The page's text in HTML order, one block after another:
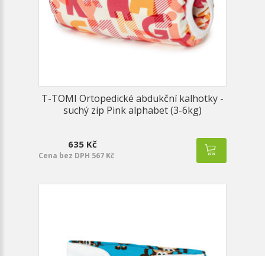
T-TOMI Ortopedické abdukční kalhotky -
suchý zip Pink alphabet (3-6kg)
635 Kč
Cena bez DPH 567 Kč